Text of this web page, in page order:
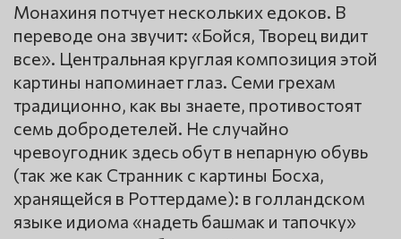
Монахиня потчует нескольких едоков. В
переводе она звучит: «Бойся, Творец видит
все». Центральная круглая композиция этой
картины напоминает глаз. Семи грехам
традиционно, как вы знаете, противостоят
семь добродетелей. Не случайно
чревоугодник здесь обут в непарную обувь
(так же как Странник с картины Босха,
хранящейся в Роттердаме): в голландском
языке идиома «надеть башмак и тапочку»